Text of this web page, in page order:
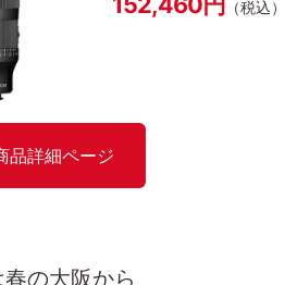
（税込）
品詳細ページ
の大阪から